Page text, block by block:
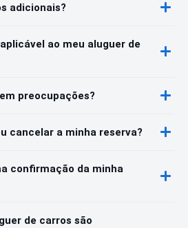
adicionais?
ao meu aluguer de
preocupações?
cancelar a minha reserva?
confirmação da minha
de carros são